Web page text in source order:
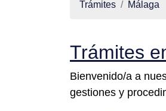
Trámites Málaga
Trámites
Bienvenido/a a
gestiones y